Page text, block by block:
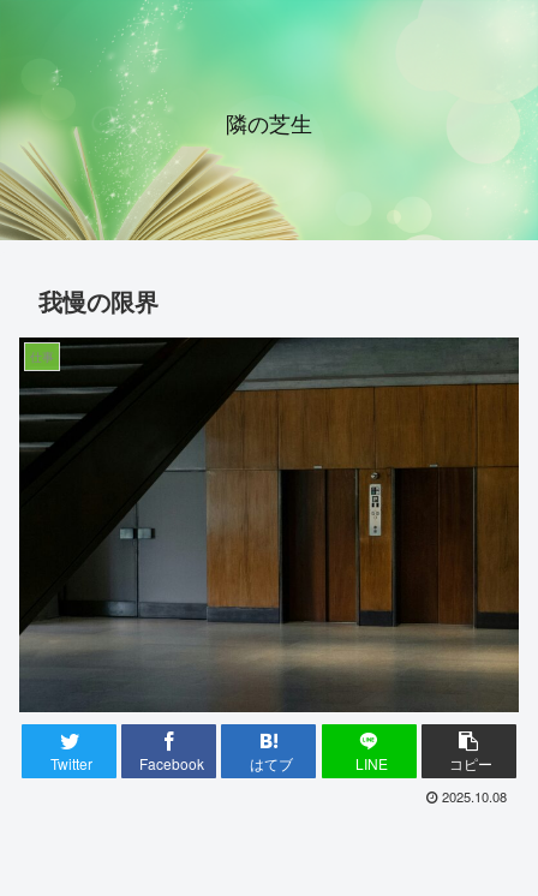
隣の芝生
我慢の限界
仕事
Twitter Facebook はてブ LINE コピー
2025.10.08